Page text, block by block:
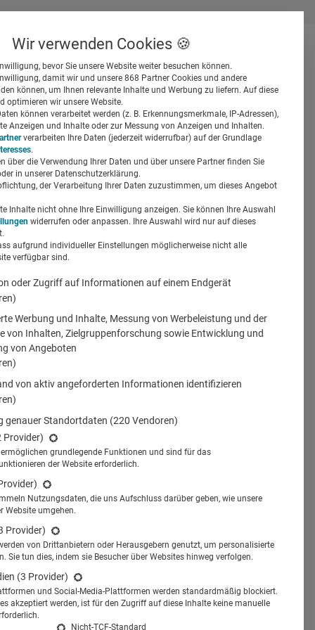
Suchen
Wir verwenden Cookies 🍪
bevor Sie unsere Website weiter besuchen können.
damit wir und unsere 868 Partner Cookies und andere
können, um Ihnen relevante Inhalte und Werbung zu liefern. Auf diese
optimieren wir unsere Website.
können verarbeitet werden (z. B. Erkennungsmerkmale, IP-Adressen),
Anzeigen und Inhalte oder zur Messung von Anzeigen und Inhalten.
verarbeiten Ihre Daten (jederzeit widerrufbar) auf der Grundlage
.
über die Verwendung Ihrer Daten und über unsere Partner finden Sie
in unserer Datenschutzerklärung.
der Verarbeitung Ihrer Daten zuzustimmen, um dieses Angebot
Inhalte nicht ohne Ihre Einwilligung anzeigen. Sie können Ihre Auswahl
widerrufen oder anpassen. Ihre Auswahl wird nur auf dieses
aufgrund individueller Einstellungen möglicherweise nicht alle
verfügbar sind.
oder Zugriff auf Informationen auf einem Endgerät
Werbung und Inhalte, Messung von Werbeleistung und der
von Inhalten, Zielgruppenforschung sowie Entwicklung und
von Angeboten
von aktiv angeforderten Informationen identifizieren
genauer Standortdaten (220 Vendoren)
Provider)
ermöglichen grundlegende Funktionen und sind für das
der Website erforderlich.
Nutzungsdaten, die uns Aufschluss darüber geben, wie unsere
Website umgehen.
Provider)
von Drittanbietern oder Herausgebern genutzt, um personalisierte
Sie tun dies, indem sie Besucher über Websites hinweg verfolgen.
(3 Provider)
und Social-Media-Plattformen werden standardmäßig blockiert.
akzeptiert werden, ist für den Zugriff auf diese Inhalte keine manuelle
Nicht-TCF-Standard